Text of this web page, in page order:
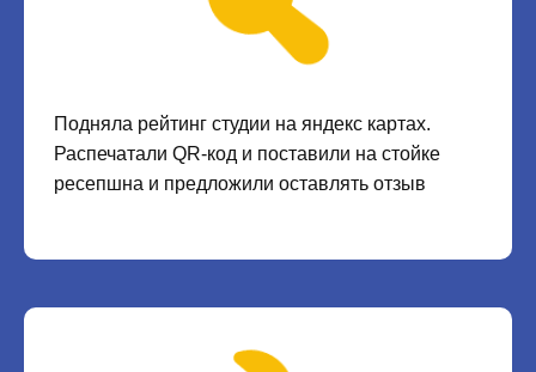
Подняла рейтинг студии на яндекс картах.
Распечатали QR-код и поставили на стойке
ресепшна и предложили оставлять отзыв